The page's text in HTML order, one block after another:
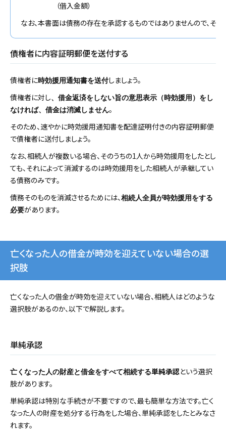
（借入金額）
なお、本書面は債務の存在を承認するものではありませんので、その
債権者に内容証明郵便を送付する
債権者に時効援用通知書を送付しましょう。
債権者に対し、借金返済をしない旨の意思表示（時効援用）をし
なければ、借金は消滅しません。
そのため、速やかに時効援用通知書を配達証明付きの内容証明郵便
で債権者に送付しましょう。
なお、相続人が複数いる場合、そのうちの1人から時効援用をしたとし
ても、それによって消滅するのは時効援用をした相続人が承継してい
る債務のみです。
債務そのものを消滅させるためには、相続人全員が時効援用をする
必要があります。
亡くなった人の借金が時効を迎えていない場合の選
択肢
亡くなった人の借金が時効を迎えていない場合、相続人はどのような
選択肢があるのか、以下で解説します。
単純承認
亡くなった人の財産と借金をすべて相続する単純承認という選択
肢があります。
単純承認は特別な手続きが不要ですので、最も簡単な方法です。亡く
なった人の財産を処分する行為をした場合、単純承認をしたとみなさ
れます。